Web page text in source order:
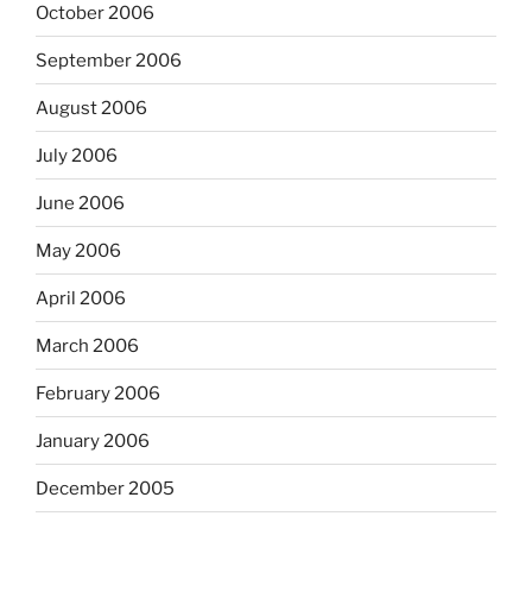
October 2006
September 2006
August 2006
July 2006
June 2006
May 2006
April 2006
March 2006
February 2006
January 2006
December 2005